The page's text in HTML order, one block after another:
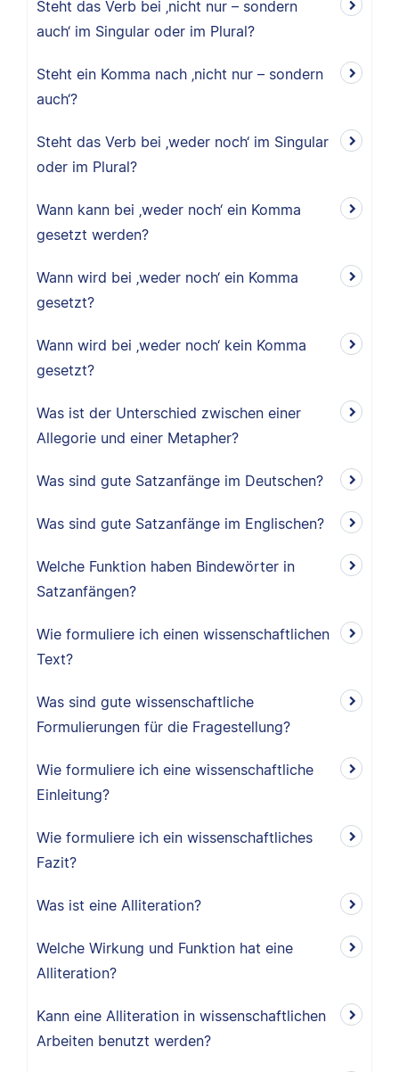
Steht das Verb bei ‚nicht nur – sondern
auch‘ im Singular oder im Plural?
Steht ein Komma nach ‚nicht nur – sondern
auch‘?
Steht das Verb bei ‚weder noch‘ im Singular
oder im Plural?
Wann kann bei ‚weder noch‘ ein Komma
gesetzt werden?
Wann wird bei ‚weder noch‘ ein Komma
gesetzt?
Wann wird bei ‚weder noch‘ kein Komma
gesetzt?
Was ist der Unterschied zwischen einer
Allegorie und einer Metapher?
Was sind gute Satzanfänge im Deutschen?
Was sind gute Satzanfänge im Englischen?
Welche Funktion haben Bindewörter in
Satzanfängen?
Wie formuliere ich einen wissenschaftlichen
Text?
Was sind gute wissenschaftliche
Formulierungen für die Fragestellung?
Wie formuliere ich eine wissenschaftliche
Einleitung?
Wie formuliere ich ein wissenschaftliches
Fazit?
Was ist eine Alliteration?
Welche Wirkung und Funktion hat eine
Alliteration?
Kann eine Alliteration in wissenschaftlichen
Arbeiten benutzt werden?